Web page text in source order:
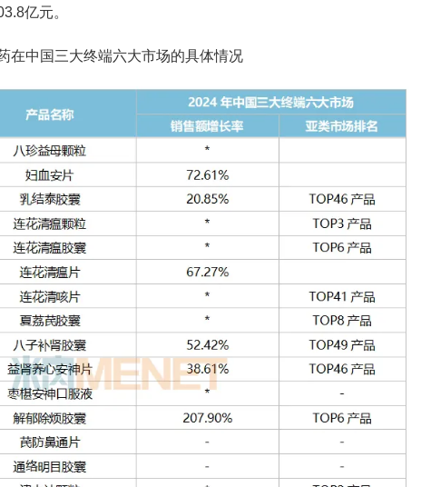
亿元。
在中国三大终端六大市场的具体情况